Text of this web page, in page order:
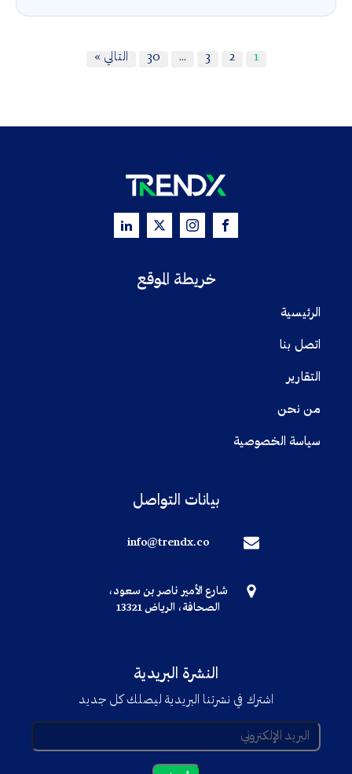
1
2
3
…
30 التالي »
خريطة الموقع
الرئيسية
اتصل بنا
التقارير
من نحن
سياسة الخصوصية
بيانات التواصل
info@trendx.co
شارع الأمير ناصر بن سعود،
الصحافة، الرياض 13321
النشرة البريدية
اشترك في نشرتنا البريدية ليصلك كل جديد